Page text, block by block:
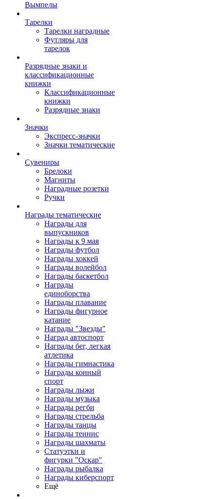
Вымпелы
Тарелки
Тарелки наградные
Футляры для
тарелок
Разрядные знаки и
классификационные
книжки
Классификационные
книжки
Разрядные знаки
Значки
Экспресс-значки
Значки тематические
Сувениры
Брелоки
Магниты
Наградные розетки
Ручки
Награды тематические
Награды для
выпускников
Награды к 9 мая
Награды футбол
Награды хоккей
Награды волейбол
Награды баскетбол
Награды
единоборства
Награды плавание
Награды фигурное
катание
Награды "Звезды"
Наград автоспорт
Награды бег, легкая
атлетика
Награды гимнастика
Награды конный
спорт
Награды лыжи
Награды музыка
Награды регби
Награды стрельба
Награды танцы
Награды теннис
Награды шахматы
Статуэтки и
фигурки "Оскар"
Награды рыбалка
Награды киберспорт
Ещё